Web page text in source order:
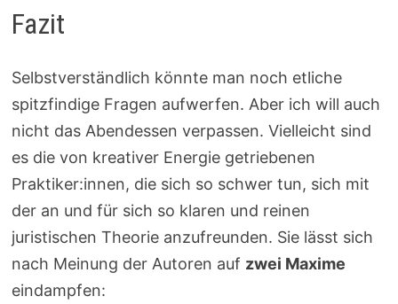
Fazit
Selbstverständlich könnte man noch etliche
spitzfindige Fragen aufwerfen. Aber ich will auch
nicht das Abendessen verpassen. Vielleicht sind
es die von kreativer Energie getriebenen
Praktiker:innen, die sich so schwer tun, sich mit
der an und für sich so klaren und reinen
juristischen Theorie anzufreunden. Sie lässt sich
nach Meinung der Autoren auf zwei Maxime
eindampfen: